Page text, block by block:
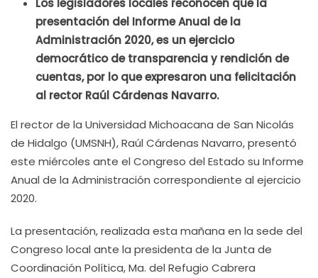
Los legisladores locales reconocen que la
presentación del Informe Anual de la
Administración 2020, es un ejercicio
democrático de transparencia y rendición de
cuentas, por lo que expresaron una felicitación
al rector Raúl Cárdenas Navarro.
El rector de la Universidad Michoacana de San Nicolás
de Hidalgo (UMSNH), Raúl Cárdenas Navarro, presentó
este miércoles ante el Congreso del Estado su Informe
Anual de la Administración correspondiente al ejercicio
2020.
La presentación, realizada esta mañana en la sede del
Congreso local ante la presidenta de la Junta de
Coordinación Política, Ma. del Refugio Cabrera